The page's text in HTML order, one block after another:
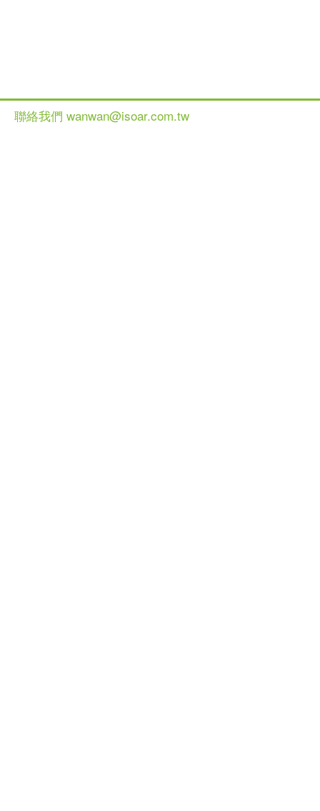
聯絡我們 wanwan@isoar.com.tw